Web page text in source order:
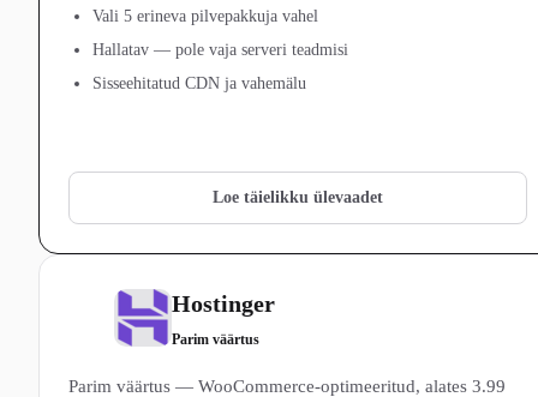
Vali 5 erineva pilvepakkuja vahel
Hallatav — pole vaja serveri teadmisi
Sisseehitatud CDN ja vahemälu
Loe täielikku ülevaadet
Hostinger
Parim väärtus
Parim väärtus — WooCommerce-optimeeritud, alates 3.99